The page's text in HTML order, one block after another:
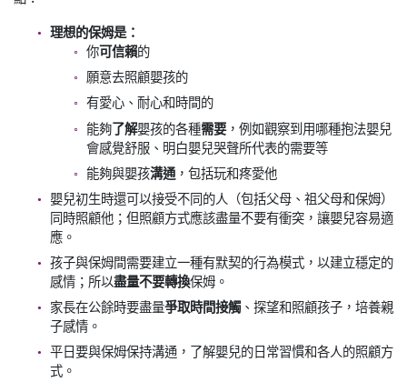
理想的保姆是：
你可信賴的
願意去照顧嬰孩的
有愛心、耐心和時間的
能夠了解嬰孩的各種需要，例如觀察到用哪種抱法嬰兒
會感覺舒服、明白嬰兒哭聲所代表的需要等
能夠與嬰孩溝通 ，包括玩和疼愛他
嬰兒初生時還可以接受不同的人（包括父母、祖父母和保姆）
同時照顧他；但照顧方式應該盡量不要有衝突，讓嬰兒容易適
應。
孩子與保姆間需要建立一種有默契的行為模式，以建立穩定的
感情；所以盡量不要轉換保姆。
家長在公餘時要盡量爭取時間接觸 、探望和照顧孩子，培養親
子感情。
平日要與保姆保持溝通，了解嬰兒的日常習慣和各人的照顧方
式。